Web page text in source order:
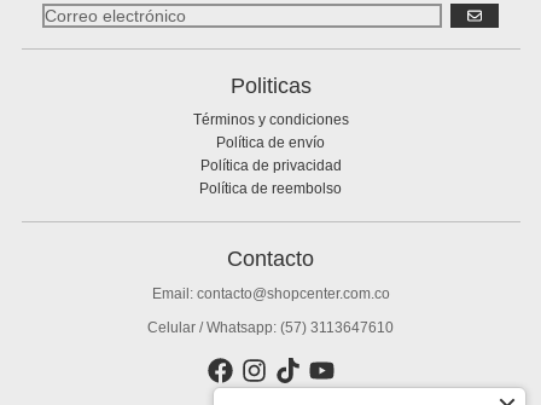
Politicas
Términos y condiciones
Política de envío
Política de privacidad
Política de reembolso
Contacto
Email: contacto@shopcenter.com.co
Celular / Whatsapp: (57) 3113647610